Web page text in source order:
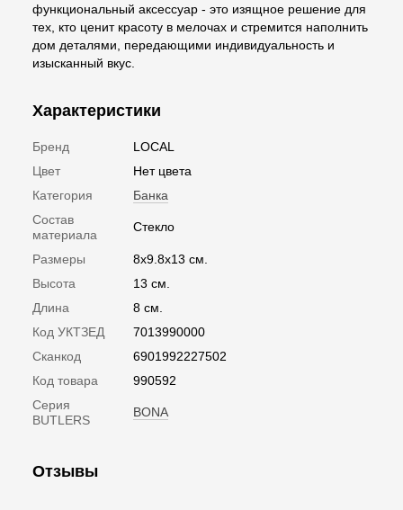
функциональный аксессуар - это изящное решение для
тех, кто ценит красоту в мелочах и стремится наполнить
дом деталями, передающими индивидуальность и
изысканный вкус.
Характеристики
Бренд
LOCAL
Цвет
Нет цвета
Категория
Банка
Состав
материала
Стекло
Размеры
8x9.8x13 см.
Высота
13 см.
Длина
8 см.
Код УКТЗЕД
7013990000
Сканкод
6901992227502
Код товара
990592
Серия
BUTLERS
BONA
Отзывы